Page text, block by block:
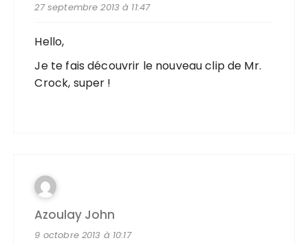
27 septembre 2013 à 11:47
Hello,
Je te fais découvrir le nouveau clip de Mr.
Crock, super !
Azoulay John
9 octobre 2013 à 10:17